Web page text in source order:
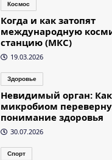
Космос
Когда и как затопят
международную
станцию (МКС)
19.03.2026
Здоровье
Невидимый орган: Как
микробиом
понимание здоровья
30.07.2026
Спорт